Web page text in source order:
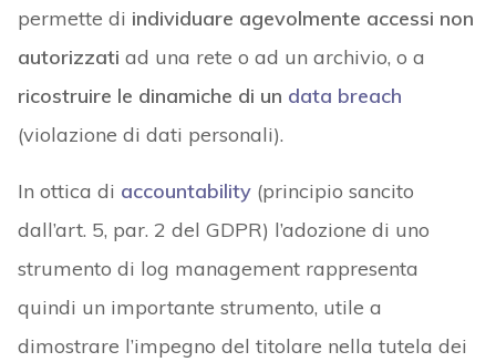
permette di individuare agevolmente accessi non
autorizzati ad una rete o ad un archivio, o a
ricostruire le dinamiche di un data breach
(violazione di dati personali).
In ottica di accountability(principio sancito
dall’art. 5, par. 2 del GDPR) l’adozione di uno
strumento di log management rappresenta
quindi un importante strumento, utile a
dimostrare l’impegno del titolare nella tutela dei